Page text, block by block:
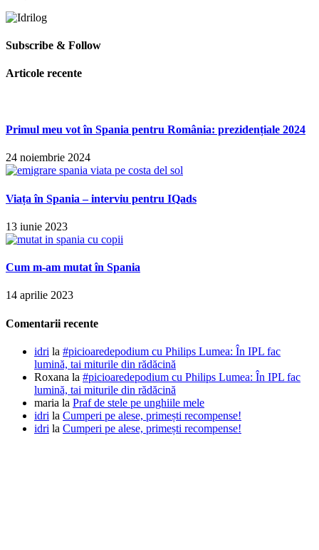
Subscribe & Follow
Articole recente
Primul meu vot în Spania pentru România: prezidențiale 2024
24 noiembrie 2024
Viața în Spania – interviu pentru IQads
13 iunie 2023
Cum m-am mutat în Spania
14 aprilie 2023
Comentarii recente
idri la #picioaredepodium cu Philips Lumea: În IPL fac
lumină, tai miturile din rădăcină
Roxana la #picioaredepodium cu Philips Lumea: În IPL fac
lumină, tai miturile din rădăcină
maria la Praf de stele pe unghiile mele
idri la Cumperi pe alese, primești recompense!
idri la Cumperi pe alese, primești recompense!